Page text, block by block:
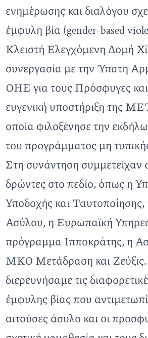
ενημέρωσης και διαλόγου
έμφυλη βία (gender-based
Κλειστή Ελεγχόμενη Δομή
συνεργασία με την Ύπατη
ΟΗΕ για τους Πρόσφυγες
ευγενική υποστήριξη της
οποία φιλοξένησε την
του προγράμματος μη
Στη συνάντηση συμμετείχαν
δρώντες στο πεδίο, όπως η
Υποδοχής και Ταυτοποίησης,
Ασύλου, η Ευρωπαϊκή
πρόγραμμα Ιπποκράτης, η
ΜΚΟ Μετάδραση και Ζεύξις.
διερευνήσαμε τις
έμφυλης βίας που
αιτούσες άσυλο και οι